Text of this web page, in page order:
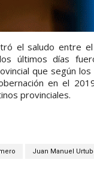
el saludo entre
últimos días
que según
en el
provinciales.
Juan Manuel